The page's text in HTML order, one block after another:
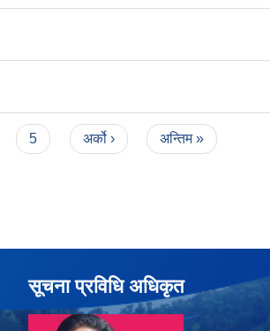
5 अर्को › अन्तिम »
सूचना प्रविधि अधिकृत